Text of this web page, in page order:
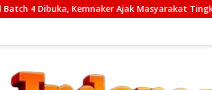
Ajak Masyarakat Tingkatkan Kompetensi